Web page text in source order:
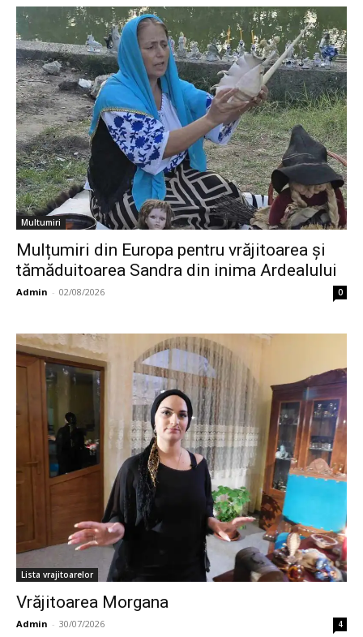
Multumiri
Mulțumiri din Europa pentru vrăjitoarea și
tămăduitoarea Sandra din inima Ardealului
Admin - 02/08/2026 0
Lista vrajitoarelor
Vrăjitoarea Morgana
Admin - 30/07/2026 4